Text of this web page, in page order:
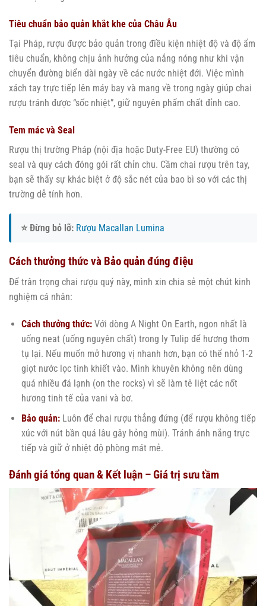
Tiêu chuẩn bảo quản khắt khe của Châu Âu
Tại Pháp, rượu được bảo quản trong điều kiện nhiệt độ và độ ẩm
tiêu chuẩn, không chịu ảnh hưởng của nắng nóng như khi vận
chuyển đường biển dài ngày về các nước nhiệt đới. Việc mình
xách tay trực tiếp lên máy bay và mang về trong ngày giúp chai
rượu tránh được “sốc nhiệt”, giữ nguyên phẩm chất đỉnh cao.
Tem mác và Seal
Rượu thị trường Pháp (nội địa hoặc Duty-Free EU) thường có
seal và quy cách đóng gói rất chỉn chu. Cầm chai rượu trên tay,
bạn sẽ thấy sự khác biệt ở độ sắc nét của bao bì so với các thị
trường dễ tính hơn.
⭐ Đừng bỏ lỡ: Rượu Macallan Lumina
Cách thưởng thức và Bảo quản đúng điệu
Để trân trọng chai rượu quý này, mình xin chia sẻ một chút kinh
nghiệm cá nhân:
Cách thưởng thức:Với dòng A Night On Earth, ngon nhất là
uống neat (uống nguyên chất) trong ly Tulip để hương thơm
tụ lại. Nếu muốn mở hương vị nhanh hơn, bạn có thể nhỏ 1-2
giọt nước lọc tinh khiết vào. Mình khuyên không nên dùng
quá nhiều đá lạnh (on the rocks) vì sẽ làm tê liệt các nốt
hương tinh tế của vani và bơ.
Bảo quản:Luôn để chai rượu thẳng đứng (để rượu không tiếp
xúc với nút bần quá lâu gây hỏng mùi). Tránh ánh nắng trực
tiếp và giữ ở nhiệt độ phòng mát mẻ.
Đánh giá tổng quan & Kết luận – Giá trị sưu tầm